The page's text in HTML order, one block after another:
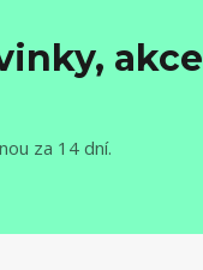
akce
za 14 dní.